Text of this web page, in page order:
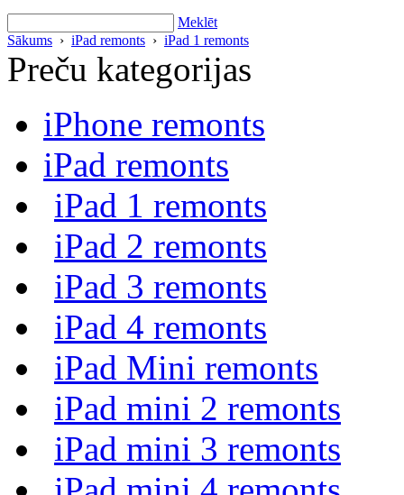
Meklēt
Sākums › iPad remonts › iPad 1 remonts
Preču kategorijas
iPhone remonts
iPad remonts
iPad 1 remonts
iPad 2 remonts
iPad 3 remonts
iPad 4 remonts
iPad Mini remonts
iPad mini 2 remonts
iPad mini 3 remonts